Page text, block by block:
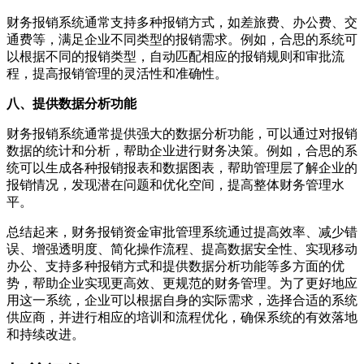
财务报销系统通常支持多种报销方式，如差旅费、办公费、交
通费等，满足企业不同类型的报销需求。例如，合思的系统可
以根据不同的报销类型，自动匹配相应的报销规则和审批流
程，提高报销管理的灵活性和准确性。
八、提供数据分析功能
财务报销系统通常提供强大的数据分析功能，可以通过对报销
数据的统计和分析，帮助企业进行财务决策。例如，合思的系
统可以生成各种报销报表和数据图表，帮助管理层了解企业的
报销情况，发现潜在问题和优化空间，提高整体财务管理水
平。
总结起来，财务报销资金审批管理系统通过提高效率、减少错
误、增强透明度、简化操作流程、提高数据安全性、实现移动
办公、支持多种报销方式和提供数据分析功能等多方面的优
势，帮助企业实现更高效、更规范的财务管理。为了更好地应
用这一系统，企业可以根据自身的实际需求，选择合适的系统
供应商，并进行相应的培训和流程优化，确保系统的有效落地
和持续改进。